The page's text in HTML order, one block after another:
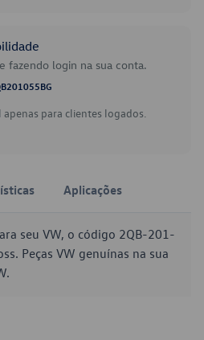
fazendo login na sua conta.
para clientes logados.
Aplicações
seu VW, o código 2QB-201-
Peças VW genuínas na sua